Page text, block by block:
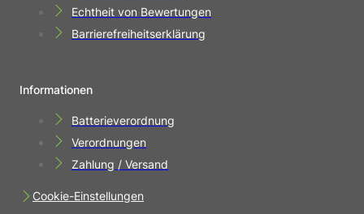
Echtheit von Bewertungen
Barrierefreiheitserklärung
Informationen
Batterieverordnung
Verordnungen
Zahlung / Versand
Cookie-Einstellungen